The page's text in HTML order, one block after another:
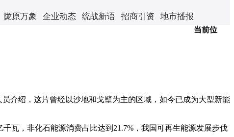
陇原万象 企业动态 统战新语 招商引资 地市播报
当前位
绍，这片曾经以沙地和戈壁为主的区域，如今已成为大型新能
瓦，非化石能源消费占比达到21.7%，我国可再生能源发展步伐